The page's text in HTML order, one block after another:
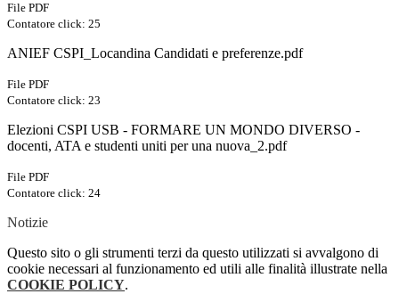
File PDF
Contatore click: 25
ANIEF CSPI_Locandina Candidati e preferenze.pdf
File PDF
Contatore click: 23
Elezioni CSPI USB - FORMARE UN MONDO DIVERSO -
docenti, ATA e studenti uniti per una nuova_2.pdf
File PDF
Contatore click: 24
Notizie
Questo sito o gli strumenti terzi da questo utilizzati si avvalgono di
cookie necessari al funzionamento ed utili alle finalità illustrate nella
COOKIE POLICY.